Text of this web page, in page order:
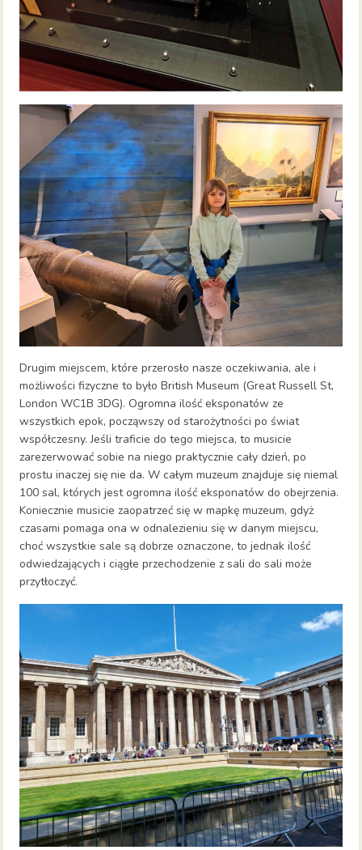
Drugim miejscem, które przerosło nasze oczekiwania, ale i
możliwości fizyczne to było British Museum (Great Russell St,
London WC1B 3DG). Ogromna ilość eksponatów ze
wszystkich epok, począwszy od starożytności po świat
współczesny. Jeśli traficie do tego miejsca, to musicie
zarezerwować sobie na niego praktycznie cały dzień, po
prostu inaczej się nie da. W całym muzeum znajduje się niemal
100 sal, których jest ogromna ilość eksponatów do obejrzenia.
Koniecznie musicie zaopatrzeć się w mapkę muzeum, gdyż
czasami pomaga ona w odnalezieniu się w danym miejscu,
choć wszystkie sale są dobrze oznaczone, to jednak ilość
odwiedzających i ciągłe przechodzenie z sali do sali może
przytłoczyć.